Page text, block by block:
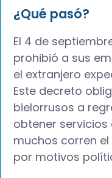
¿Qué pasó?
El 4 de
prohibió a sus
el extranjero
Este decreto
bielorrusos a
obtener
muchos corren
por motivos